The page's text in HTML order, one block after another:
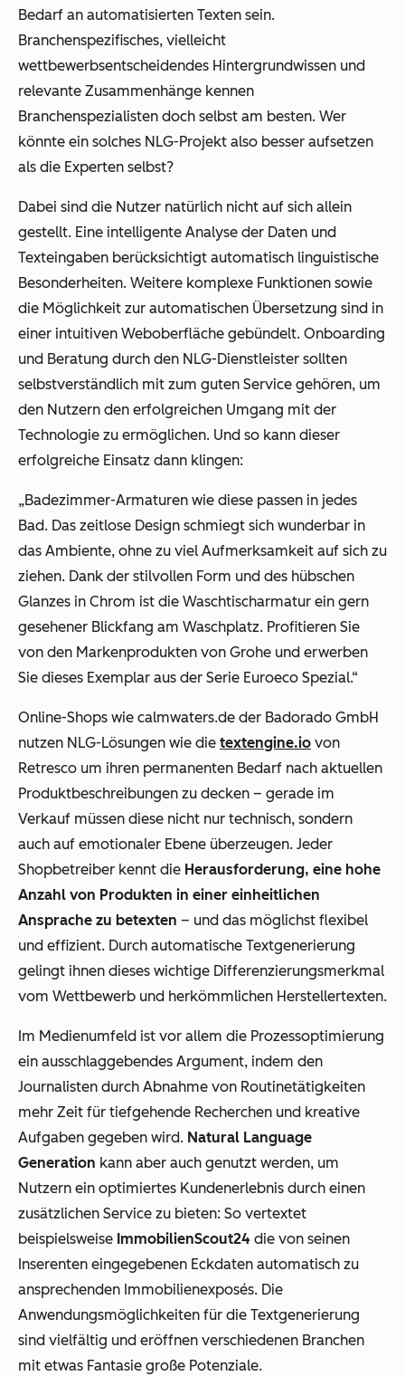
Bedarf an automatisierten Texten sein.
Branchenspezifisches, vielleicht
wettbewerbsentscheidendes Hintergrundwissen und
relevante Zusammenhänge kennen
Branchenspezialisten doch selbst am besten. Wer
könnte ein solches NLG-Projekt also besser aufsetzen
als die Experten selbst?
Dabei sind die Nutzer natürlich nicht auf sich allein
gestellt. Eine intelligente Analyse der Daten und
Texteingaben berücksichtigt automatisch linguistische
Besonderheiten. Weitere komplexe Funktionen sowie
die Möglichkeit zur automatischen Übersetzung sind in
einer intuitiven Weboberfläche gebündelt. Onboarding
und Beratung durch den NLG-Dienstleister sollten
selbstverständlich mit zum guten Service gehören, um
den Nutzern den erfolgreichen Umgang mit der
Technologie zu ermöglichen. Und so kann dieser
erfolgreiche Einsatz dann klingen:
„Badezimmer-Armaturen wie diese passen in jedes
Bad. Das zeitlose Design schmiegt sich wunderbar in
das Ambiente, ohne zu viel Aufmerksamkeit auf sich zu
ziehen. Dank der stilvollen Form und des hübschen
Glanzes in Chrom ist die Waschtischarmatur ein gern
gesehener Blickfang am Waschplatz. Profitieren Sie
von den Markenprodukten von Grohe und erwerben
Sie dieses Exemplar aus der Serie Euroeco Spezial.“
Online-Shops wie calmwaters.de der Badorado GmbH
nutzen NLG-Lösungen wie die textengine.io von
Retresco um ihren permanenten Bedarf nach aktuellen
Produktbeschreibungen zu decken – gerade im
Verkauf müssen diese nicht nur technisch, sondern
auch auf emotionaler Ebene überzeugen. Jeder
Shopbetreiber kennt die Herausforderung, eine hohe
Anzahl von Produkten in einer einheitlichen
Ansprache zu betexten – und das möglichst flexibel
und effizient. Durch automatische Textgenerierung
gelingt ihnen dieses wichtige Differenzierungsmerkmal
vom Wettbewerb und herkömmlichen Herstellertexten.
Im Medienumfeld ist vor allem die Prozessoptimierung
ein ausschlaggebendes Argument, indem den
Journalisten durch Abnahme von Routinetätigkeiten
mehr Zeit für tiefgehende Recherchen und kreative
Aufgaben gegeben wird. Natural Language
Generation kann aber auch genutzt werden, um
Nutzern ein optimiertes Kundenerlebnis durch einen
zusätzlichen Service zu bieten: So vertextet
beispielsweise ImmobilienScout24 die von seinen
Inserenten eingegebenen Eckdaten automatisch zu
ansprechenden Immobilienexposés. Die
Anwendungsmöglichkeiten für die Textgenerierung
sind vielfältig und eröffnen verschiedenen Branchen
mit etwas Fantasie große Potenziale.